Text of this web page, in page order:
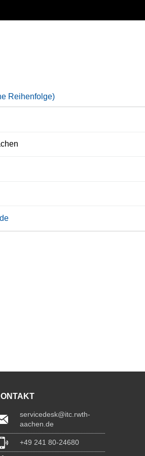
Reihenfolge)
servicedesk@itc.rwth-
aachen.de
+49 241 80-24680